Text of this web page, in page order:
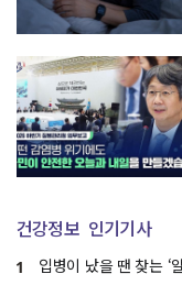
건강정보 인기기사
1 입병이 났을 땐 찾는 ‘